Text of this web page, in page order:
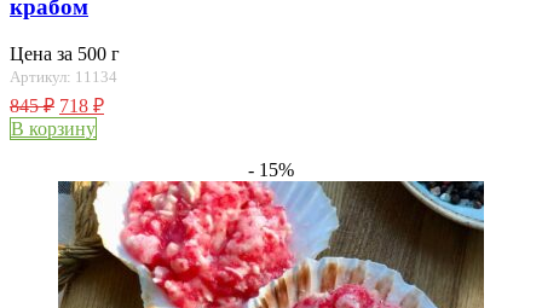
крабом
Цена за 500 г
Артикул: 11134
845₽ 718 ₽
В корзину
- 15%